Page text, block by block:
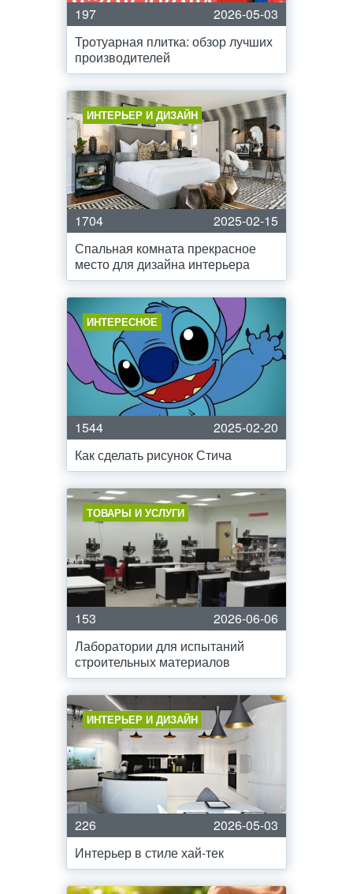
197
2026-05-03
Тротуарная плитка: обзор лучших
производителей
ИНТЕРЬЕР И ДИЗАЙН
1704
2025-02-15
Спальная комната прекрасное
место для дизайна интерьера
ИНТЕРЕСНОЕ
1544
2025-02-20
Как сделать рисунок Стича
ТОВАРЫ И УСЛУГИ
153
2026-06-06
Лаборатории для испытаний
строительных материалов
ИНТЕРЬЕР И ДИЗАЙН
226
2026-05-03
Интерьер в стиле хай-тек